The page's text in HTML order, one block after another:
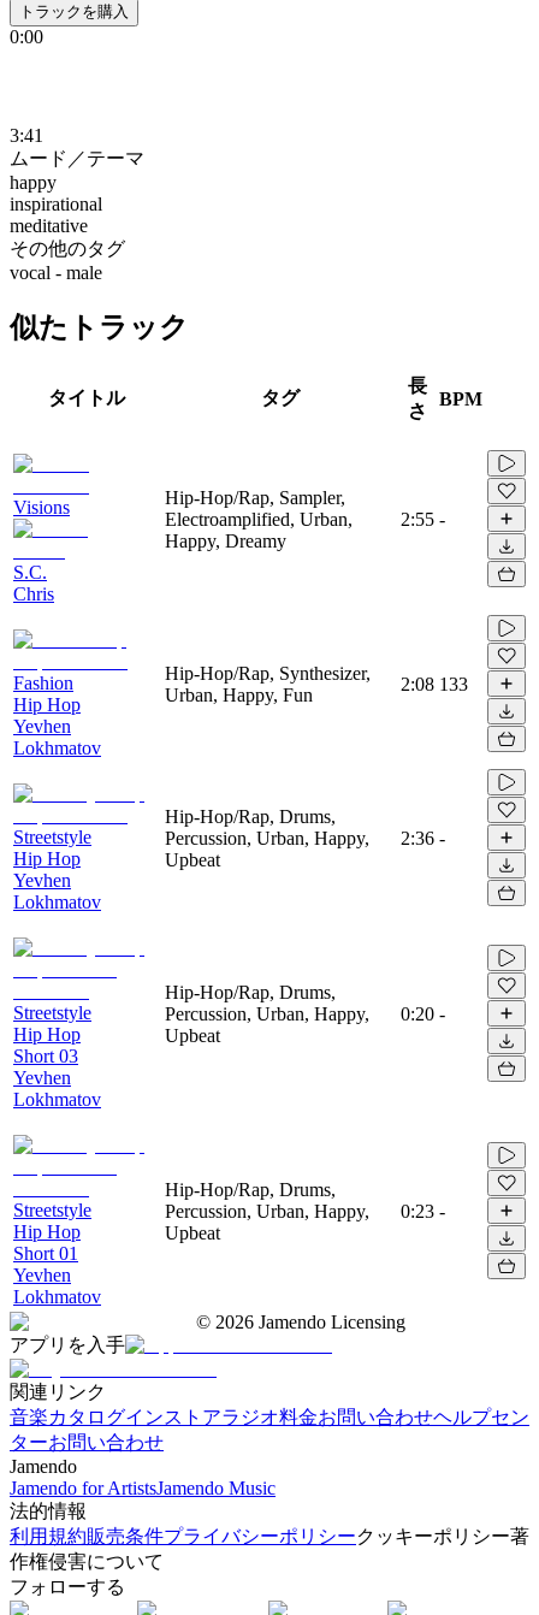
トラックを購入
0:00
3:41
ムード／テーマ
happy
inspirational
meditative
その他のタグ
vocal - male
似たトラック
タイトル タグ
長
さ
BPM
Visions
S.C.
Chris
Hip-Hop/Rap, Sampler,
Electroamplified, Urban,
Happy, Dreamy
2:55 -
Fashion
Hip Hop
Yevhen
Lokhmatov
Hip-Hop/Rap, Synthesizer,
Urban, Happy, Fun
2:08 133
Streetstyle
Hip Hop
Yevhen
Lokhmatov
Hip-Hop/Rap, Drums,
Percussion, Urban, Happy,
Upbeat
2:36 -
Streetstyle
Hip Hop
Short 03
Yevhen
Lokhmatov
Hip-Hop/Rap, Drums,
Percussion, Urban, Happy,
Upbeat
0:20 -
Streetstyle
Hip Hop
Short 01
Yevhen
Lokhmatov
Hip-Hop/Rap, Drums,
Percussion, Urban, Happy,
Upbeat
0:23 -
© 2026 Jamendo Licensing
アプリを入手
関連リンク
音楽カタログインストアラジオ料金お問い合わせヘルプセン
ターお問い合わせ
Jamendo
Jamendo for ArtistsJamendo Music
法的情報
利用規約販売条件プライバシーポリシークッキーポリシー著
作権侵害について
フォローする